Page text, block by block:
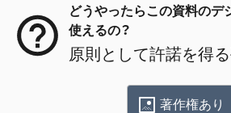
どうやったらこの資料のデ
使えるの？
原則として許諾を得
著作権あり